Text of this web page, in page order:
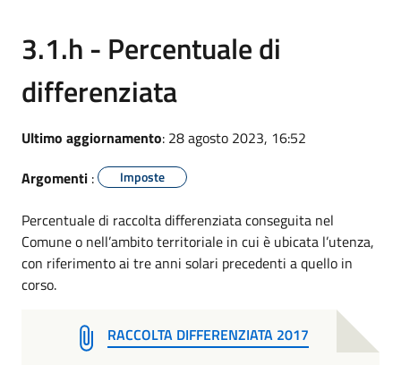
3.1.h - Percentuale di
differenziata
Ultimo aggiornamento: 28 agosto 2023, 16:52
Argomenti : Imposte
Percentuale di raccolta differenziata conseguita nel
Comune o nell’ambito territoriale in cui è ubicata l’utenza,
con riferimento ai tre anni solari precedenti a quello in
corso.
RACCOLTA DIFFERENZIATA 2017